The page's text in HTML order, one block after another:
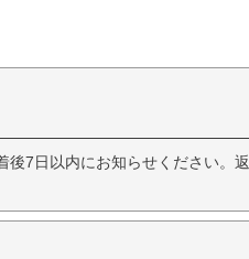
後7日以内にお知らせください。返